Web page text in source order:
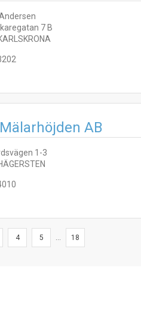
7 B
AB
1-3
4 5 ... 18